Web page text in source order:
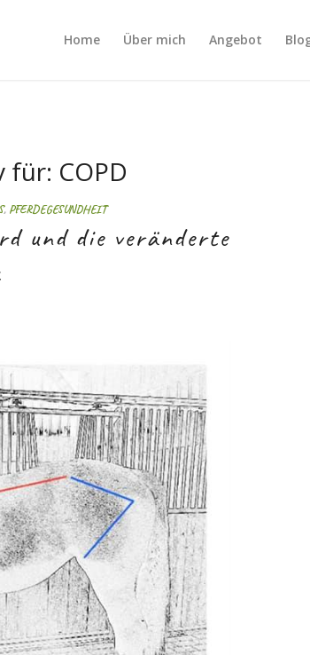
Home Über mich Angebot
für: COPD
, PFERDEGESUNDHEIT
und die veränderte